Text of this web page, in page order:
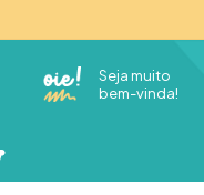
Seja muito
bem-vinda!